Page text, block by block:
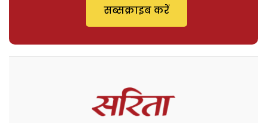
सब्सक्राइब करें